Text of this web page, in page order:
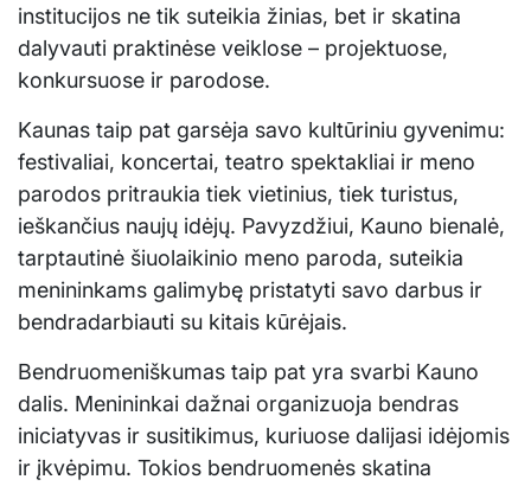
institucijos ne tik suteikia žinias, bet ir skatina
dalyvauti praktinėse veiklose – projektuose,
konkursuose ir parodose.
Kaunas taip pat garsėja savo kultūriniu gyvenimu:
festivaliai, koncertai, teatro spektakliai ir meno
parodos pritraukia tiek vietinius, tiek turistus,
ieškančius naujų idėjų. Pavyzdžiui, Kauno bienalė,
tarptautinė šiuolaikinio meno paroda, suteikia
menininkams galimybę pristatyti savo darbus ir
bendradarbiauti su kitais kūrėjais.
Bendruomeniškumas taip pat yra svarbi Kauno
dalis. Menininkai dažnai organizuoja bendras
iniciatyvas ir susitikimus, kuriuose dalijasi idėjomis
ir įkvėpimu. Tokios bendruomenės skatina